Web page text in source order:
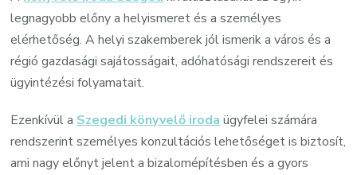
legnagyobb előny a helyismeret és a személyes
elérhetőség. A helyi szakemberek jól ismerik a város és a
régió gazdasági sajátosságait, adóhatósági rendszereit és
ügyintézési folyamatait.
Ezenkívül a Szegedi könyvelő iroda ügyfelei számára
rendszerint személyes konzultációs lehetőséget is biztosít,
ami nagy előnyt jelent a bizalomépítésben és a gyors